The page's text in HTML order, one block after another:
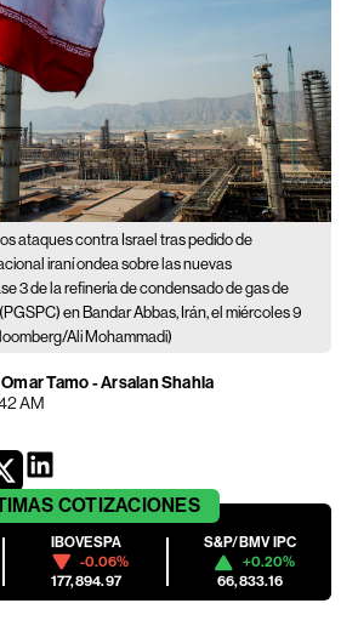
ataques contra Israel tras pedido de
iraní ondea sobre las nuevas
3 de la refinería de condensado de gas de
en Bandar Abbas, Irán, el miércoles 9
Ali Mohammadi)
Tamo - Arsalan Shahla
AM
COTIZACIONES
IBOVESPA
-0.06%
177,894.97
S&P/BMV IPC
+0.20%
66,833.16